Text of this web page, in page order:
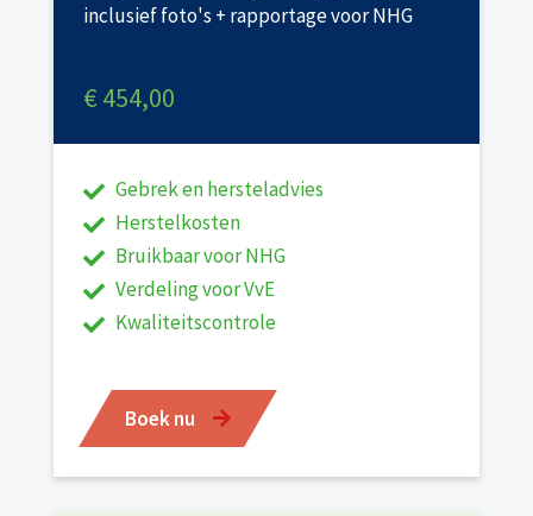
inclusief foto's + rapportage voor NHG
€ 454,00
Gebrek en hersteladvies
Herstelkosten
Bruikbaar voor NHG
Verdeling voor VvE
Kwaliteitscontrole
Boek nu